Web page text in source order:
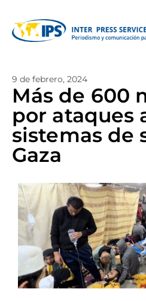
9 de febrero, 2024
Más de 600
por ataques
sistemas de
Gaza